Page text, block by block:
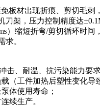
材出现折痕、剪切毛刺
，压力控制精度达
缩短折弯/剪切循环时间
求。
、耐温、抗污染能力要
工件加热后塑性变化导
体使用寿命；
续生产。